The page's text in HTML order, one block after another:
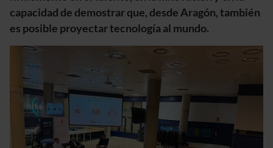
capacidad de demostrar que, desde Aragón, también
es posible proyectar tecnología al mundo.
Imagen